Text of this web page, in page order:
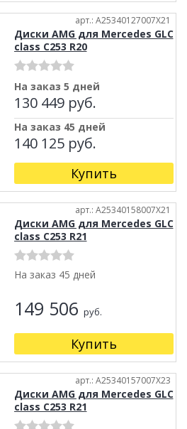
арт.: A25340127007X21
Диски AMG для Mercedes GLC
class C253 R20
На заказ 5 дней
130 449 руб.
На заказ 45 дней
140 125 руб.
Купить
арт.: A25340158007X21
Диски AMG для Mercedes GLC
class C253 R21
На заказ 45 дней
149 506 руб.
Купить
арт.: A25340157007X23
Диски AMG для Mercedes GLC
class C253 R21